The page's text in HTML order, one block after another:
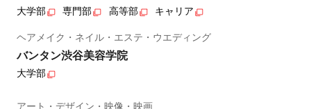
大学部 専門部 高等部 キャリア
ヘアメイク・ネイル・エステ・ウエディング
バンタン渋谷美容学院
大学部
アート・デザイン・映像・映画